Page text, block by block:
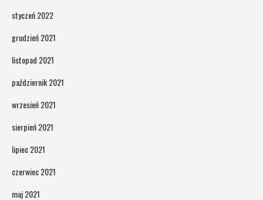
styczeń 2022
grudzień 2021
listopad 2021
październik 2021
wrzesień 2021
sierpień 2021
lipiec 2021
czerwiec 2021
maj 2021